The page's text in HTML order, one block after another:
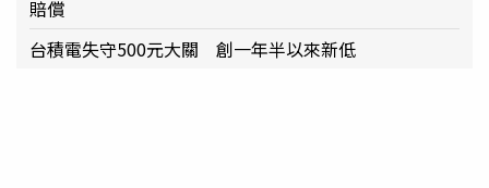
賠償
台積電失守500元大關 創一年半以來新低